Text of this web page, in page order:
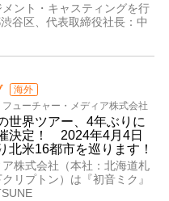
ント・キャスティングを行
谷区、代表取締役社長：中
海外
ューチャー・メディア株式会社
世界ツアー、4年ぶりに
決定！ 2024年4月4日
北米16都市を巡ります！
株式会社（本社：北海道札
リプトン）は『初音ミク』